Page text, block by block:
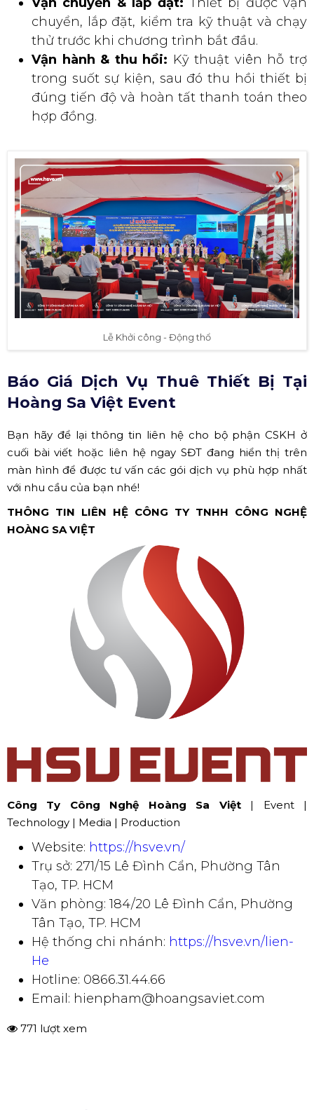
chuyển, lắp đặt, kiểm tra kỹ thuật và chạy
thử trước khi chương trình bắt đầu.
Vận hành & thu hồi: Kỹ thuật viên hỗ trợ
trong suốt sự kiện, sau đó thu hồi thiết bị
đúng tiến độ và hoàn tất thanh toán theo
hợp đồng.
Lễ Khởi công - Động thổ
Báo Giá Dịch Vụ Thuê Thiết Bị Tại
Hoàng Sa Việt Event
Bạn hãy để lại thông tin liên hệ cho bộ phận CSKH ở
cuối bài viết hoặc liên hệ ngay SĐT đang hiển thị trên
màn hình để được tư vấn các gói dịch vụ phù hợp nhất
với nhu cầu của bạn nhé!
THÔNG TIN LIÊN HỆ CÔNG TY TNHH CÔNG NGHỆ
HOÀNG SA VIỆT
Công Ty Công Nghệ Hoàng Sa Việt| Event |
Technology | Media | Production
Website: https://hsve.vn/
Trụ sở: 271/15 Lê Đình Cẩn, Phường Tân
Tạo, TP. HCM
Văn phòng: 184/20 Lê Đình Cẩn, Phường
Tân Tạo, TP. HCM
Hệ thống chi nhánh: https://hsve.vn/lien-
He
Hotline: 0866.31.44.66
Email: hienpham@hoangsaviet.com
771 lượt xem